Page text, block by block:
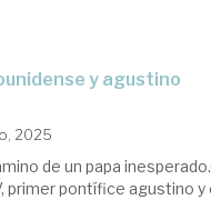
y agustino
2025
de un papa
primer pontífice agustino